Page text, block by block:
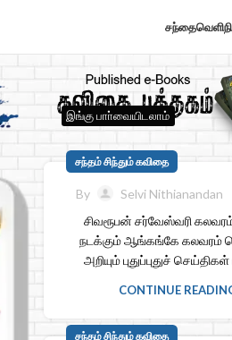
சந்தைவெளி
இங்கு பாா்வையிடலாம்
சந்தம் சிந்தும் கவிதை
By Selvi Nithianandan
சிவரூபன் சர்வேஸ்வரி
நடக்கும் ஆங்கங்கே கலவரம்
அறியும் புதுப்புதுச் செய்திகள்
CONTINUE
சந்தம் சிந்தும் கவிதை